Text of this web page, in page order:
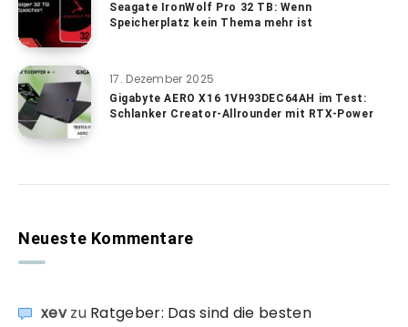
Seagate IronWolf Pro 32 TB: Wenn
Speicherplatz kein Thema mehr ist
17. Dezember 2025
Gigabyte AERO X16 1VH93DEC64AH im Test:
Schlanker Creator-Allrounder mit RTX-Power
Neueste Kommentare
xevzu Ratgeber: Das sind die besten